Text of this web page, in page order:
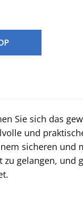
Sie sich das
und
sicheren und
gelangen, und